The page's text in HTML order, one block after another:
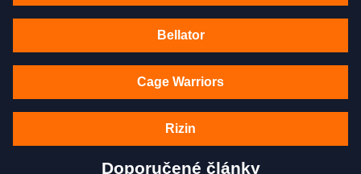
Bellator
Cage Warriors
Rizin
Doporučené články